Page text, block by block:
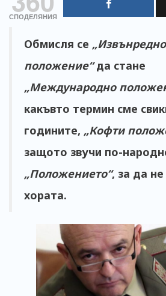
СПОДЕЛЯНИЯ
Обмисля се „Извънредно
положение“да стане
„Международно
какъвто термин сме
годините, „Кофти
защото звучи по-
„Положението“, за да
хората.